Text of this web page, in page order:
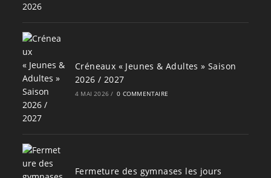
Créneaux « Jeunes & Adultes » Saison
2026 / 2027
4 MAI 2026 / 0 COMMENTAIRE
Fermeture des gymnases les jours